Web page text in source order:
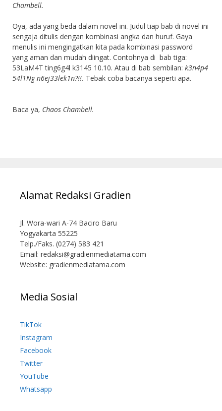
Chambell.
Oya, ada yang beda dalam novel ini. Judul tiap bab di novel ini
sengaja ditulis dengan kombinasi angka dan huruf. Gaya
menulis ini mengingatkan kita pada kombinasi password
yang aman dan mudah diingat. Contohnya di bab tiga:
53LaM4T ting6g4l k3145 10.10. Atau di bab sembilan: k3n4p4
54l1Ng n6ej33lek1n?!!. Tebak coba bacanya seperti apa.
Baca ya, Chaos Chambell.
Alamat Redaksi Gradien
Jl. Wora-wari A-74 Baciro Baru
Yogyakarta 55225
Telp./Faks. (0274) 583 421
Email: redaksi@gradienmediatama.com
Website: gradienmediatama.com
Media Sosial
TikTok
Instagram
Facebook
Twitter
YouTube
Whatsapp